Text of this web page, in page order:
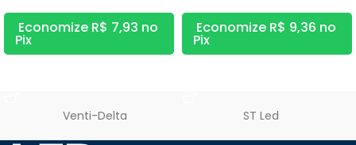
Economize R$ 7,93 no
Pix
Economize R$ 9,36 no
Pix
Venti-Delta ST Led